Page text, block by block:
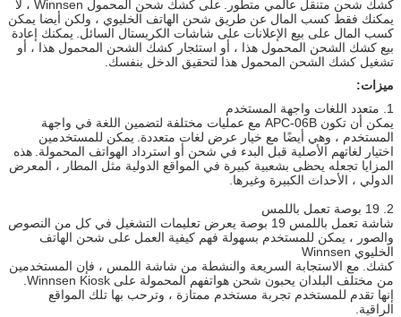
الأدنى
الصلب الجسم
تصميم براءات الاختراع.
هيئة الصلب ذات نوعية جيدة ،
والوقوف مع استخدام على المدى الطويل ، يمكن
تخصيص اللون
خيارات الأجهزة
متقبل عملة ، فاتورة متقبل ، قارئ بطاقة ، ماسح بصمة ،
ماسح الباركود ، طابعة التذكرة
واي فاي ، 3G
إذا لم يتم تضمين الجزء الذي تريد إضافته أعلاه ، فيرجى
طرح السؤال.
طاقة كهربائية
شغالة
100-240 فولت ، 50/60 هيرتز
درجة حرارة
التشغيل
0 ~ 50 ℃
شهادة CE ، FCC
كشك شحن متنقل عالمي متطور.
على كشك شحن المحمول Winnsen ، لا
يمكنك فقط كسب المال عن طريق شحن الهاتف الخليوي ، ولكن أيضا يمكن
كسب المال على بيع الإعلانات على شاشات الكريستال السائل. يمكنك إعادة
بيع كشك الشحن المحمول هذا ، أو استئجار كشك الشحن المحمول هذا ، أو
تشغيل كشك الشحن المحمول هذا لتحقيق الدخل بنفسك.
ميزات:
1. متعدد اللغات واجهة المستخدم
يمكن أن تكون APC-06B مع عمليات مختلفة لتضمين اللغة في واجهة
المستخدم ، وهي أيضًا مع خيار عرض لغات متعددة. يمكن للمستخدمين
اختيار لغاتهم الأصلية قبل البدء في شحن أو استرداد الهواتف المحمولة. هذه
المزايا تجعله يحظى بشعبية كبيرة في المواقع الدولية مثل المطار ، المعرض
الدولي ، الأحداث الكبيرة وغيرها.
2. 19 بوصة تعمل باللمس
شاشة تعمل باللمس 19 بوصة يعرض تعليمات التشغيل في كل من النصوص
والصور ، يمكن للمستخدم بسهولة فهم كيفية العمل على شحن الهاتف
الخليوي Winnsen
كشك. مع الاستجابة السريعة والنشطة من شاشة اللمس ، فإن المستخدمين
من مختلف البلدان يحبون شحن هواتفهم المحمولة على Winnsen Kiosk.
إنها تقدم للمستخدم تجربة مستخدم ممتازة ، وترحب بها تلك المواقع
الراقية.